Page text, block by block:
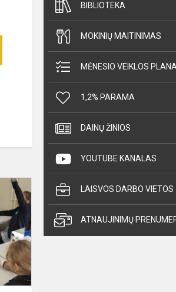
Trečiokų
STEAM
veiklos
Didždvario
gimnazijoje
BIBLIOTEKA
MOKINIŲ MAITINIMAS
MĖNESIO VEIKLOS
1,2% PARAMA
DAINŲ ŽINIOS
YOUTUBE KANALAS
LAISVOS DARBO VIETOS
ATNAUJINIMŲ